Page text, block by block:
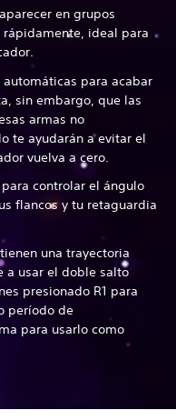
en grupos
rápidamente, ideal para
para acabar
sin embargo, que las
armas no
te ayudarán a evitar el
vuelva a cero.
controlar el ángulo
flancos y tu retaguardia
una trayectoria
a usar el doble salto
presionado R1 para
período de
para usarlo como